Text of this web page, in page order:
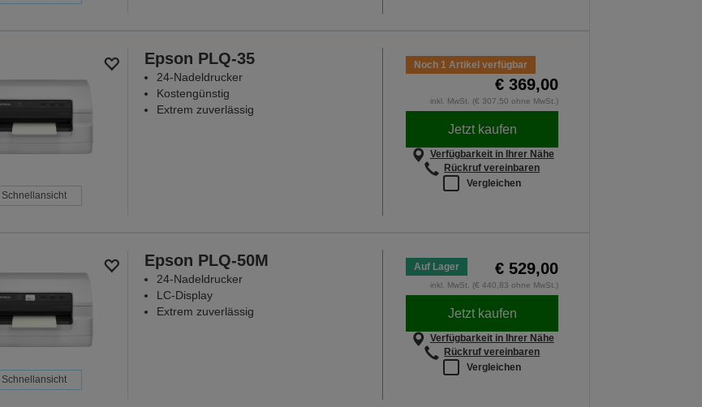
Schnellansicht
Epson PLQ-35
24-Nadeldrucker
Kostengünstig
Extrem zuverlässig
Noch 1 Artikel verfügbar
€ 369,00
inkl. MwSt. (€ 307,50 ohne MwSt.)
Jetzt kaufen
Verfügbarkeit in Ihrer Nähe
Rückruf vereinbaren
Vergleichen
Schnellansicht
Epson PLQ-50M
24-Nadeldrucker
LC-Display
Extrem zuverlässig
Auf Lager € 529,00
inkl. MwSt. (€ 440,83 ohne MwSt.)
Jetzt kaufen
Verfügbarkeit in Ihrer Nähe
Rückruf vereinbaren
Vergleichen